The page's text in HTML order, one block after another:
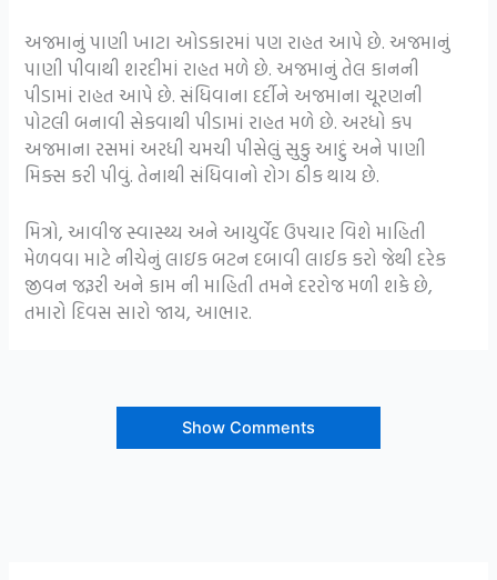
અજમાનું પાણી ખાટા ઓડકારમાં પણ રાહત આપે છે. અજમાનું
પાણી પીવાથી શરદીમાં રાહત મળે છે. અજમાનું તેલ કાનની
પીડામાં રાહત આપે છે. સંધિવાના દર્દીને અજમાના ચૂરણની
પોટલી બનાવી સેકવાથી પીડામાં રાહત મળે છે. અરધો કપ
અજમાના રસમાં અરધી ચમચી પીસેલું સુકુ આદું અને પાણી
મિક્સ કરી પીવું. તેનાથી સંધિવાનો રોગ ઠીક થાય છે.
મિત્રો, આવીજ સ્વાસ્થ્ય અને આયુર્વેદ ઉપચાર વિશે માહિતી
મેળવવા માટે નીચેનું લાઇક બટન દબાવી લાઈક કરો જેથી દરેક
જીવન જરૂરી અને કામ ની માહિતી તમને દરરોજ મળી શકે છે,
તમારો દિવસ સારો જાય, આભાર.
Show Comments